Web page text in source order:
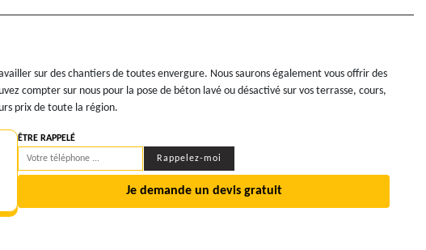
sur des chantiers de toutes envergure. Nous saurons également vous offrir des
compter sur nous pour la pose de béton lavé ou désactivé sur vos terrasse, cours,
prix de toute la région.
ÊTRE RAPPELÉ
Je demande un devis gratuit